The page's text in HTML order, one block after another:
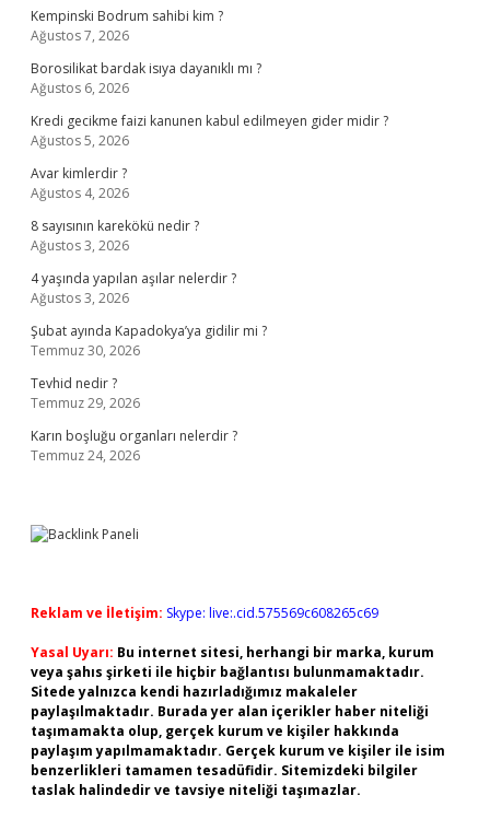
Kempinski Bodrum sahibi kim ?
Ağustos 7, 2026
Borosilikat bardak isıya dayanıklı mı ?
Ağustos 6, 2026
Kredi gecikme faizi kanunen kabul edilmeyen gider midir ?
Ağustos 5, 2026
Avar kimlerdir ?
Ağustos 4, 2026
8 sayısının karekökü nedir ?
Ağustos 3, 2026
4 yaşında yapılan aşılar nelerdir ?
Ağustos 3, 2026
Şubat ayında Kapadokya’ya gidilir mi ?
Temmuz 30, 2026
Tevhid nedir ?
Temmuz 29, 2026
Karın boşluğu organları nelerdir ?
Temmuz 24, 2026
Reklam ve İletişim: Skype: live:.cid.575569c608265c69
Yasal Uyarı: Bu internet sitesi, herhangi bir marka, kurum
veya şahıs şirketi ile hiçbir bağlantısı bulunmamaktadır.
Sitede yalnızca kendi hazırladığımız makaleler
paylaşılmaktadır. Burada yer alan içerikler haber niteliği
taşımamakta olup, gerçek kurum ve kişiler hakkında
paylaşım yapılmamaktadır. Gerçek kurum ve kişiler ile isim
benzerlikleri tamamen tesadüfidir. Sitemizdeki bilgiler
taslak halindedir ve tavsiye niteliği taşımazlar.